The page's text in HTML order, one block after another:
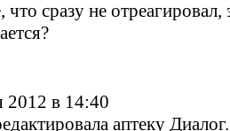
что сразу не отреагировал,
2012 в 14:40
аптеку